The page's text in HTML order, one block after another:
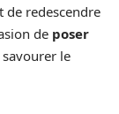
de redescendre
de poser
le